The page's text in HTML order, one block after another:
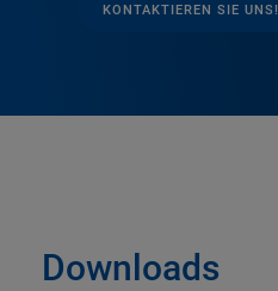
KONTAKTIEREN SIE UNS!
Downloads